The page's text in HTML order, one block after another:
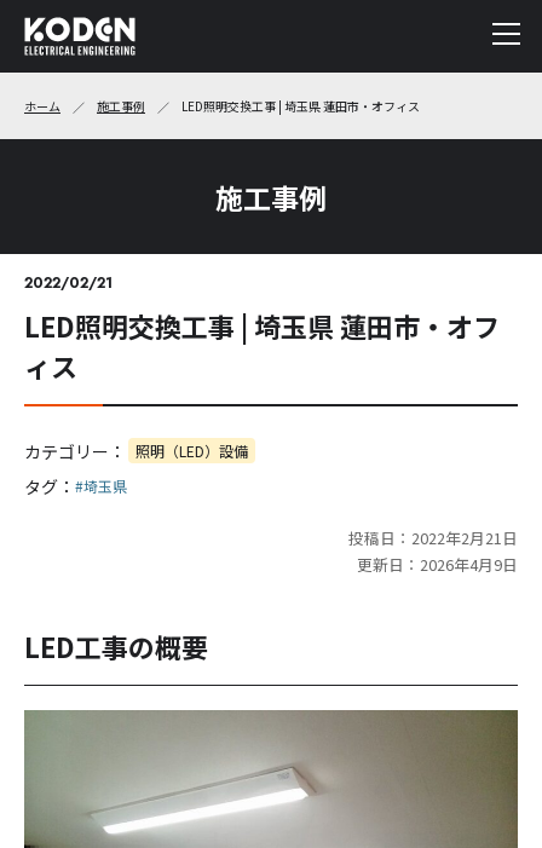
ホーム 施工事例 LED照明交換工事 | 埼玉県 蓮田市・オフィス
施工事例
2022/02/21
LED照明交換工事 | 埼玉県 蓮田市・オフ
ィス
カテゴリー： 照明（LED）設備
タグ： #埼玉県
投稿日：2022年2月21日
更新日：2026年4月9日
LED工事の概要